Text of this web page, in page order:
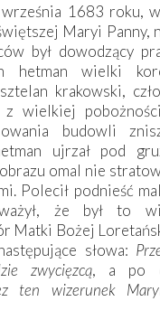
1683 roku,
Maryi Panny,
był dowodzący
hetman wielki
krakowski,
z wielkiej
budowli
ujrzał pod
omal nie
Polecił podnieść
że był to
Matki Bożej
słowa:
zwycięzcą, a po
ten wizerunek